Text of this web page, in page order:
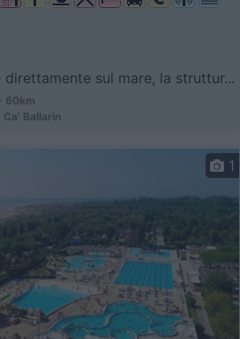
direttamente sul mare, la struttur...
60km
Ballarin
1